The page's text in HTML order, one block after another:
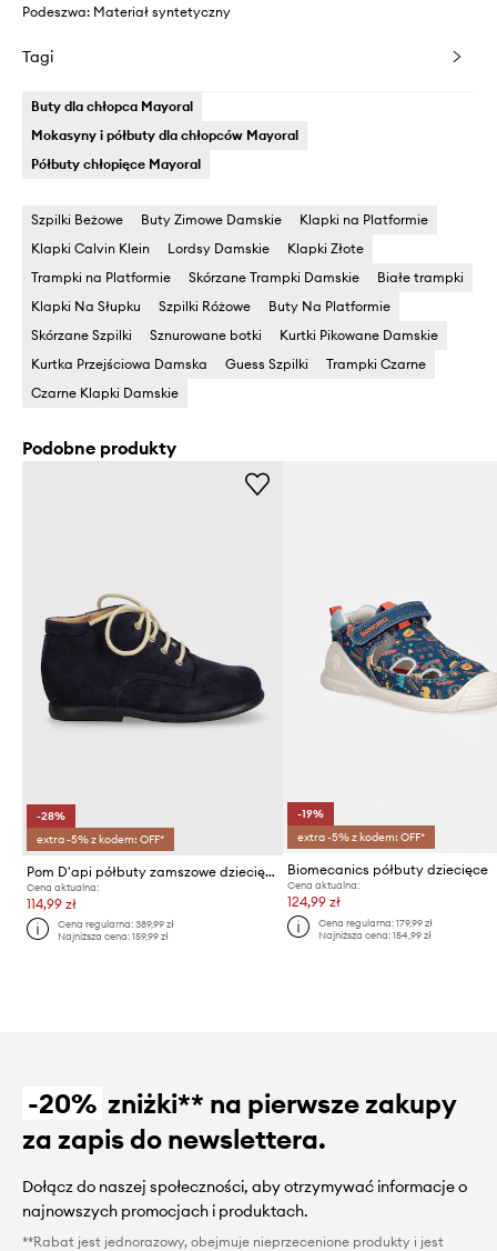
Podeszwa: Materiał syntetyczny
Tagi
Buty dla chłopca Mayoral
Mokasyny i półbuty dla chłopców Mayoral
Półbuty chłopięce Mayoral
Szpilki Beżowe Buty Zimowe Damskie
Klapki na Platformie
Klapki Calvin Klein
Lordsy Damskie
Klapki Złote
Trampki na Platformie
Skórzane Trampki Damskie
Białe trampki
Klapki Na Słupku
Szpilki Różowe
Buty Na Platformie
Skórzane Szpilki
Sznurowane botki
Kurtki Pikowane Damskie
Kurtka Przejściowa Damska
Guess Szpilki
Trampki Czarne
Czarne Klapki Damskie
Podobne produkty
-28%
extra -5% z kodem: OFF*
Pom D'api półbuty zamszowe dziecięce NIOUPI DERBY
Cena aktualna:
114,99 zł
Cena regularna:389,99 zł
Najniższa cena:159,99 zł
-19%
extra -5% z kodem: OFF*
Biomecanics półbuty dziecięce
Cena aktualna:
124,99 zł
Cena regularna: 179,99 zł
Najniższa cena: 154,99 zł
-20% zniżki** na pierwsze zakupy
za zapis do newslettera.
Dołącz do naszej społeczności, aby otrzymywać informacje o
najnowszych promocjach i produktach.
**Rabat jest jednorazowy, obejmuje nieprzecenione produkty i jest